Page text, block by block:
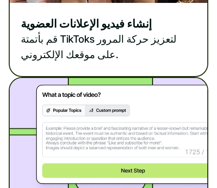
إنشاء فيديو الإعلانات العضوية
قم بأتمتة TikToks لتعزيز حركة المرور
على موقعك الإلكتروني.